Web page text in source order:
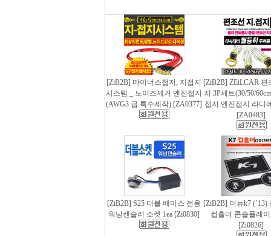
[ZiB2B] 마이너스접지, 지접지
시스템 _ 노이즈제거 엔진접지
(AWG3 급.특수제작) [ZA0377]
[ZiB2B] ZEiLCAR 편
지 3P세트(30/50/
접지.엔진접지.라디
[ZA0483]
[ZiB2B] S25 더블 베이스 전용
워닝캔슬러 소켓 1ea [Zi0830]
[ZiB2B] 더뉴k7 (`13)
컵홀더 콘솔플레
[Zi0826]